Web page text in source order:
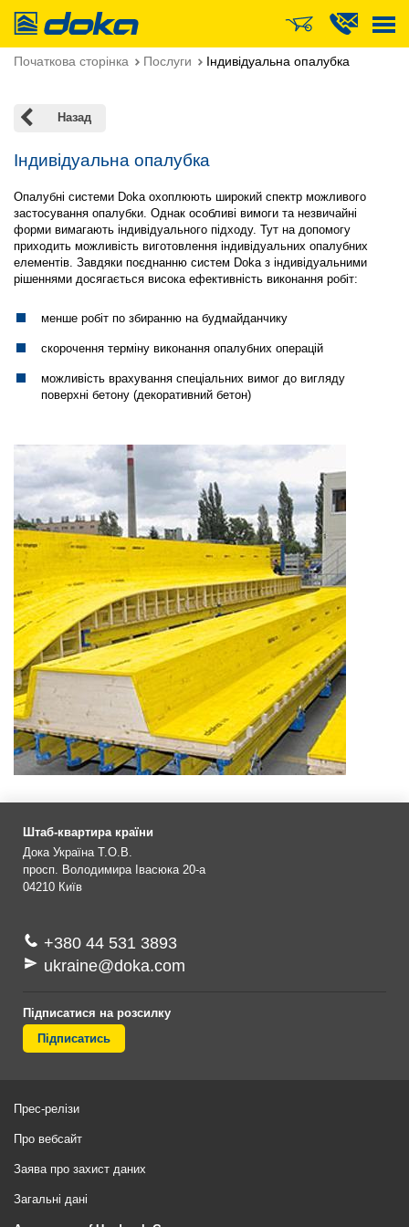
Doka
Початкова сторінка Послуги Індивідуальна опалубка
Назад
Індивідуальна опалубка
Опалубні системи Doka охоплюють широкий спектр можливого
застосування опалубки. Однак особливі вимоги та незвичайні
форми вимагають індивідуального підходу. Тут на допомогу
приходить можливість виготовлення індивідуальних опалубних
елементів. Завдяки поєднанню систем Doka з індивідуальними
рішеннями досягається висока ефективність виконання робіт:
менше робіт по збиранню на будмайданчику
скорочення терміну виконання опалубних операцій
можливість врахування спеціальних вимог до вигляду
поверхні бетону (декоративний бетон)
Штаб-квартира країни
Дока Україна Т.О.В.
просп. Володимира Івасюка 20-а
04210 Київ
+380 44 531 3893
ukraine@doka.com
Підписатися на розсилку
Підписатись
Прес-релізи
Про вебсайт
Заява про захист даних
Загальні дані